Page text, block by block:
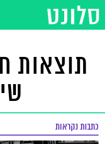
תוצאות
כתבות נקראות